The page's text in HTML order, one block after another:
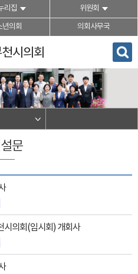
리집 위원회
년의회 의회사무국
시의회
문
시의회(임시회) 개회사